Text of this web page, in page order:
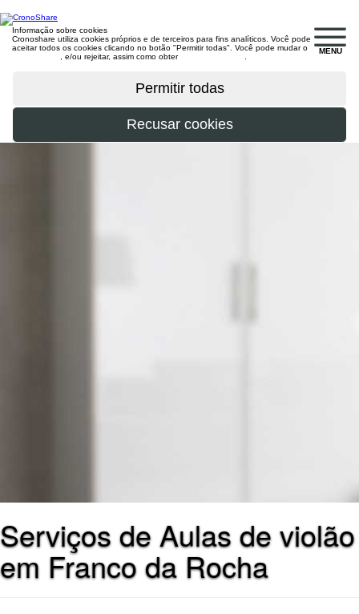
MENU
Informação sobre cookies
Cronoshare utiliza cookies próprios e de terceiros para fins analíticos. Você pode
aceitar todos os cookies clicando no botão "Permitir todas". Você pode mudar o
, e/ou rejeitar, assim como obter
Serviços de Aulas de violão
em Franco da Rocha